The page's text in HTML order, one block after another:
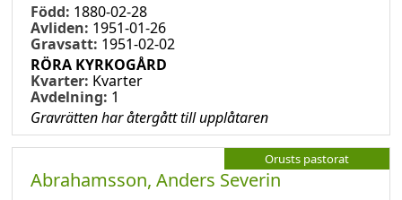
Född: 1880-02-28
Avliden: 1951-01-26
Gravsatt: 1951-02-02
RÖRA KYRKOGÅRD
Kvarter: Kvarter
Avdelning: 1
Gravrätten har återgått till upplåtaren
Orusts pastorat
Abrahamsson, Anders Severin